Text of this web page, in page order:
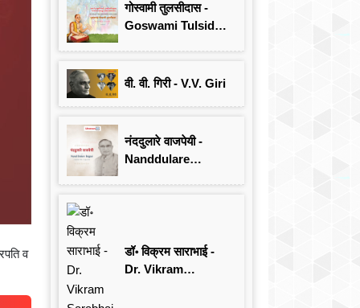
व
गोस्वामी तुलसीदास -
Goswami Tulsidas:
वी. वी. गिरी - V.V. Giri
नंददुलारे वाजपेयी -
Nanddulare
डॉ॰ विक्रम साराभाई -
Dr. Vikram